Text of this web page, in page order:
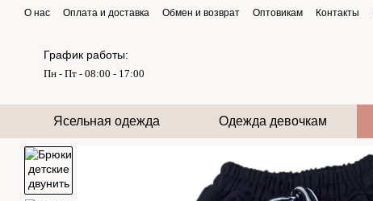
Перейти к основному контенту
О нас Оплата и доставка Обмен и возврат Оптовикам Контакты
График работы:
Пн - Пт - 08:00 - 17:00
Ясельная одежда Одежда девочкам